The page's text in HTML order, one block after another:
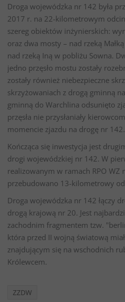
Droga wojewódzka nr 142 była
2017 r. na 22-kilometrowym
szereg obiektów inżynierskich:
oraz dwa mosty – nad rzeką
nad rzeką Iną w pobliżu Sowna.
jedno przęsło mostu zostały
zostały również niebezpieczne
skrzyżowaniach z drogą gminną
gminną do Warchlina odsunięto
przęsła nie przysłaniały
momencie zjazdu na drogę nr 142.
Kończąca się inwestycja jest
drogi wojewódzkiej nr 142. W
realizowanym w ramach RPO WZ
przebudowano 13-kilometrowy
Droga wojewódzka nr 142 łączy
drogą krajową nr 20. Jest
zachodnim fragmentem tzw.
która przed II wojną światową
znajdującym się na wschodnich
Królewcem.
ZZDW